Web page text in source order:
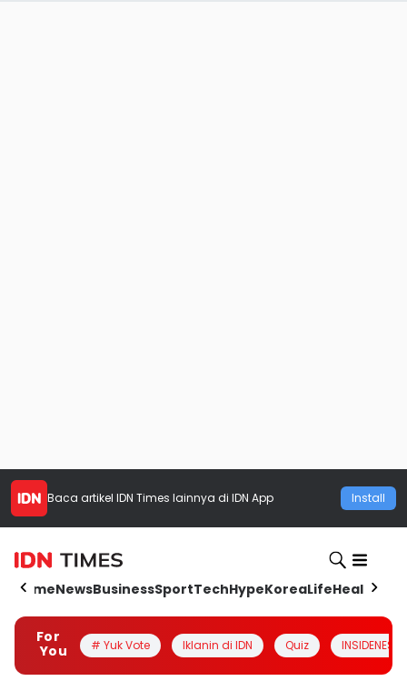
Baca artikel IDN Times lainnya di IDN App Install
HomeNewsBusinessSportTechHypeKoreaLifeHealth
For
You
# Yuk Vote Iklanin di IDN Quiz INSIDENESIA